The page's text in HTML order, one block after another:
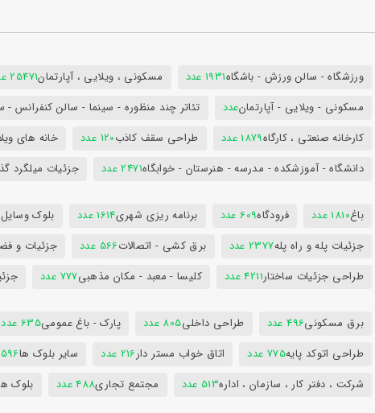
ورزشگاه - سالن ورزش - باشگاه1931 عدد مسکونی ، ویلایی ، آپارتمان25471 عدد
مسکونی - ویلایی - آپارتمانعدد تئاتر چند منظوره - سینما - سالن کنفرانس
کارخانه صنعتی ، کارگاه1879 عدد طراحی سقف کاذب120 عدد خانه های
دانشگاه - آموزشکده - مدرسه - هنرستان - خوابگاه2471 عدد جزئیات میلگرد
باغ1810 عدد فرودگاه609 عدد برنامه ریزی شهری1614 عدد بلوک وسایل
جزئیات پله و راه پله2377 عدد برق کشی - اتصالات566 عدد جزئیات و
طراحی جزئیات ساختار4211 عدد کلیسا - معبد - مکان مذهبی777 عدد
برق مسکونی496 عدد طراحی داخلی805 عدد پارک - باغ عمومی635 عدد
طراحی اتوکد پایه775 عدد اتاق خواب مستر دار216 عدد سایر بلوک ها596 عدد
شرکت ، دفتر کار ، سازمان ، اداره513 عدد مجتمع تجاری488 عدد بلوک